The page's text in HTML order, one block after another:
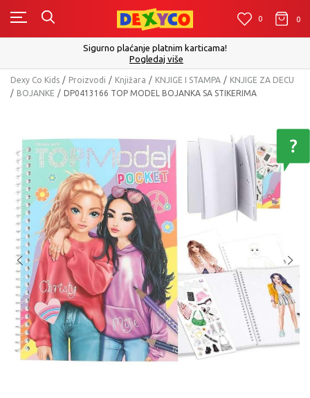
0 0
Sigurno plaćanje platnim karticama!
Pogledaj više
Dexy Co Kids Proizvodi Knjižara KNJIGE I STAMPA
KNJIGE ZA DECU
BOJANKE
DP0413166 TOP MODEL BOJANKA SA STIKERIMA